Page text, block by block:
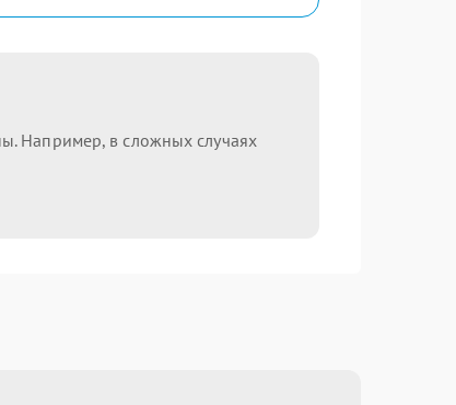
Например, в сложных случаях